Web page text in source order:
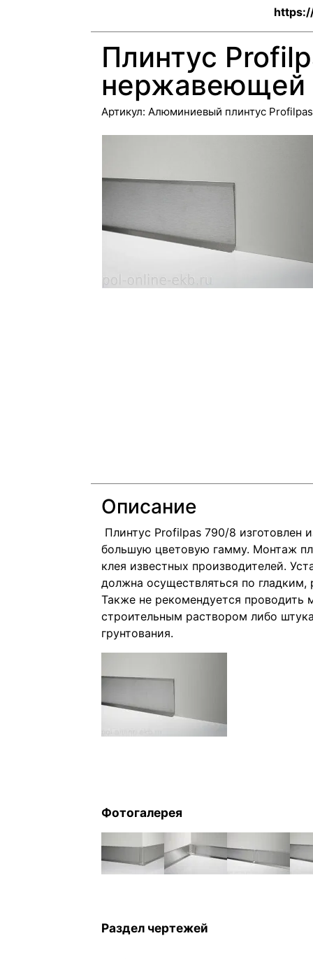
Плинтус
нержавеющей
Артикул: Алюминиевый плинтус
Описание
Плинтус Profilpas 790/8 изготовлен
большую цветовую гамму. Монтаж
клея известных производителей.
должна осуществляться по
Также не рекомендуется проводить
строительным раствором либо
грунтования.
Фотогалерея
Раздел чертежей